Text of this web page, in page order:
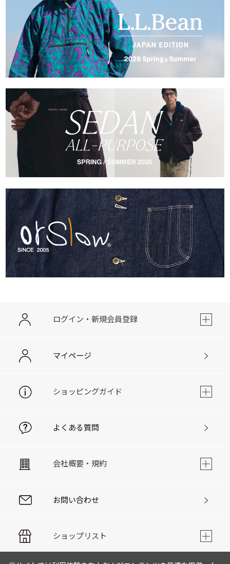
ログイン・新規会員登録
マイページ
ショッピングガイド
よくある質問
会社概要・規約
お問い合わせ
ショップリスト